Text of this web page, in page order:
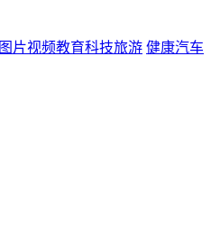
图片视频教育科技旅游 健康汽车